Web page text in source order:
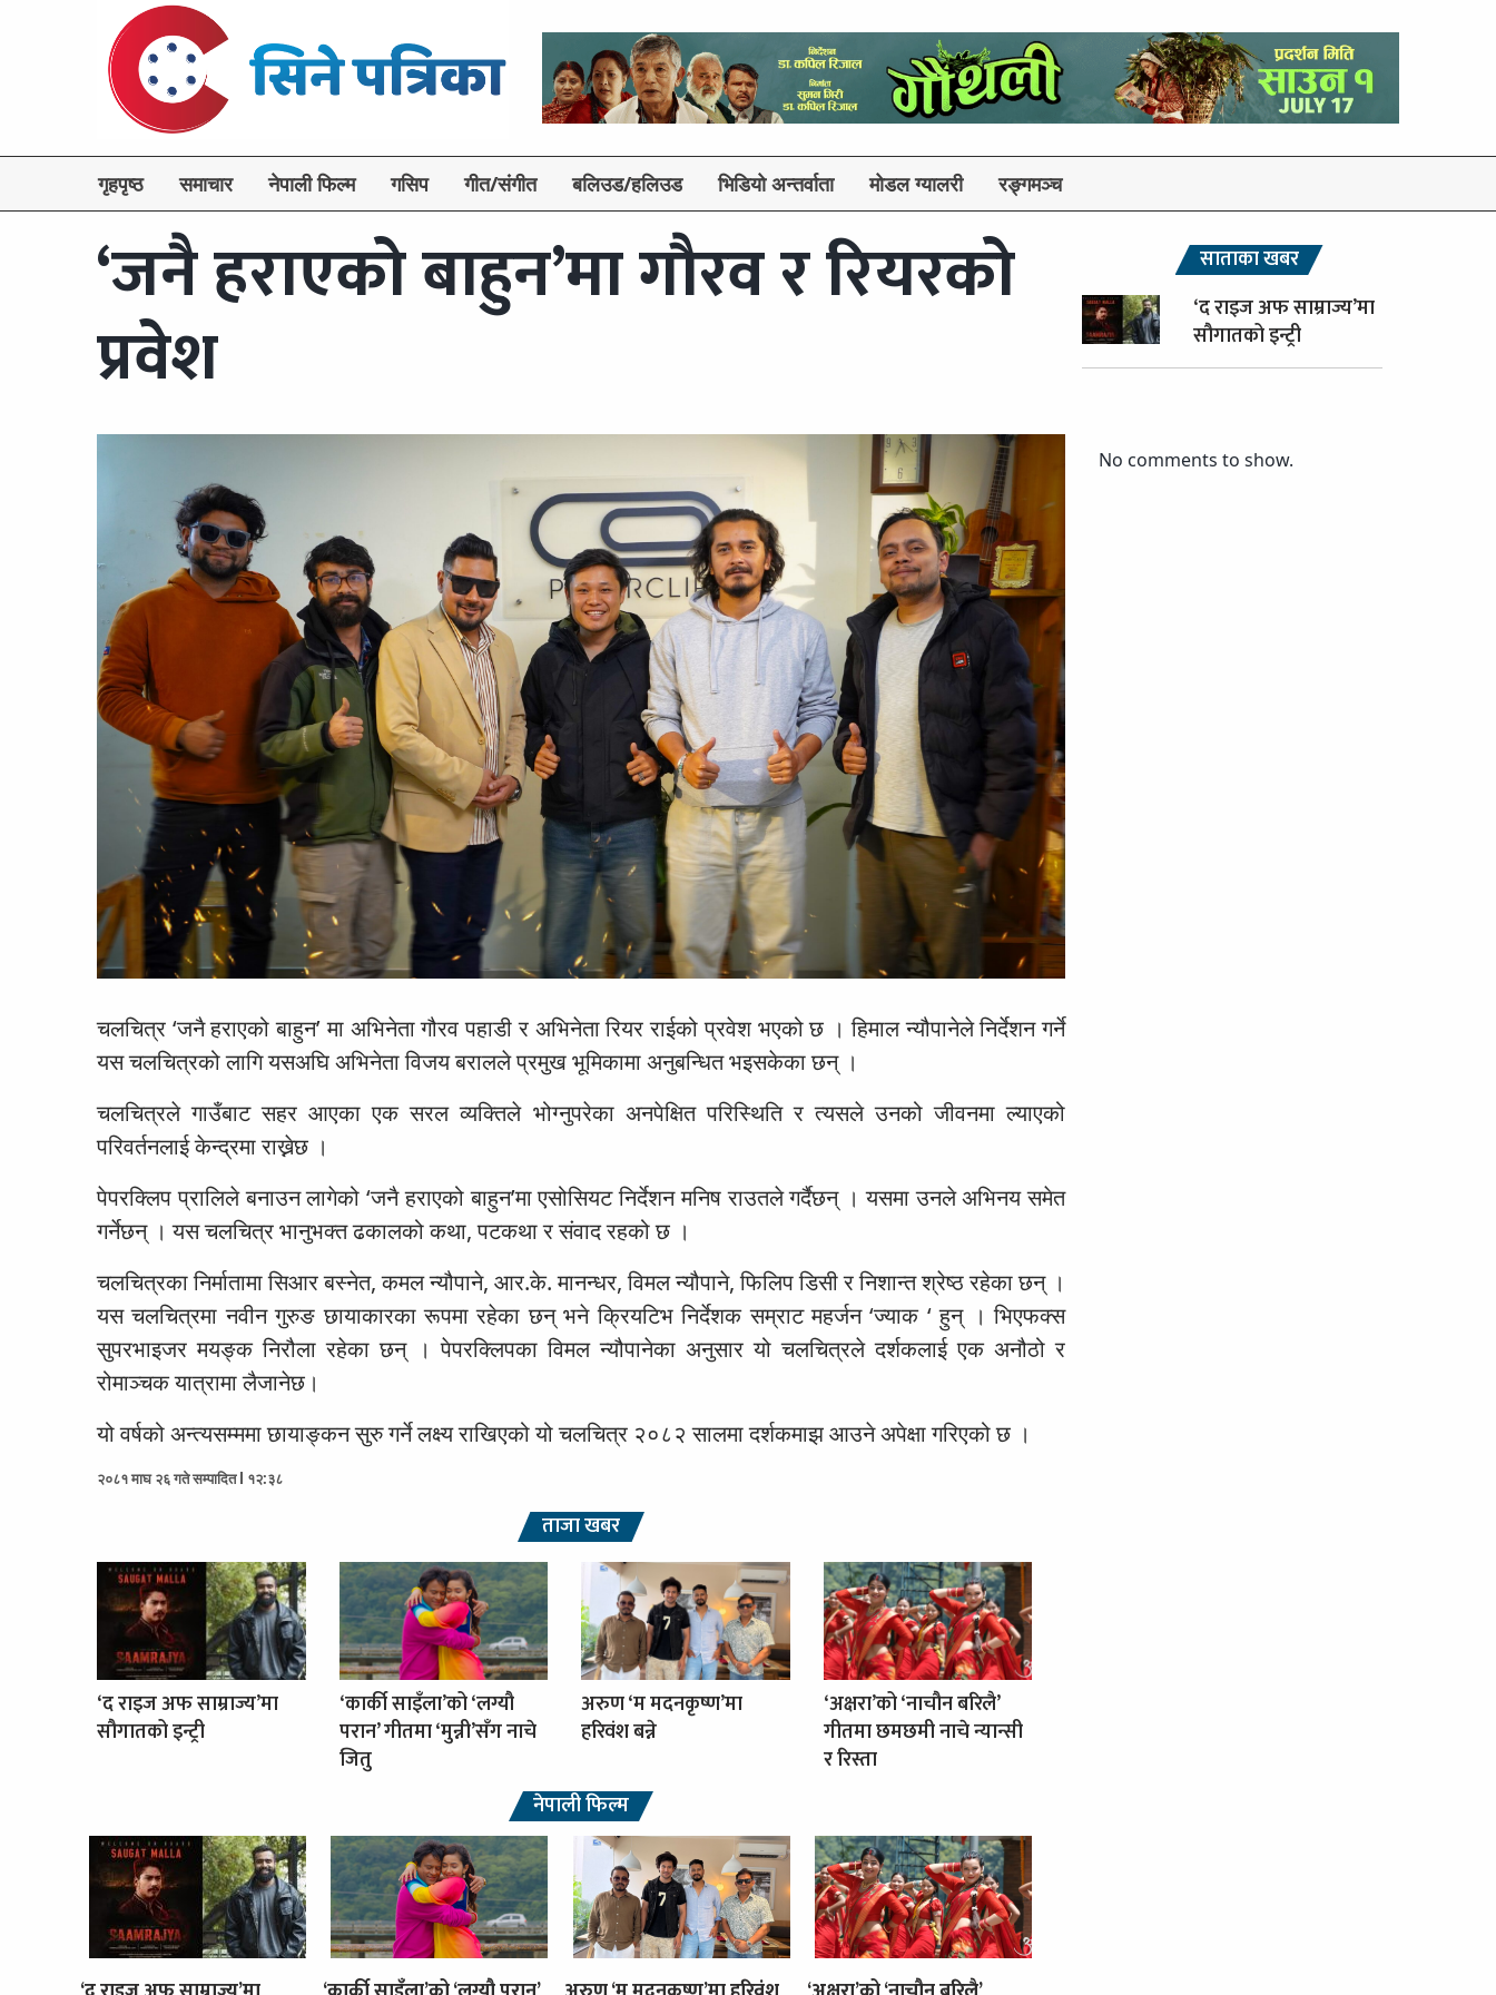
गृहपृष्ठ समाचार नेपाली फिल्म गसिप गीत/संगीत बलिउड/हलिउड भिडियो अन्तर्वाता मोडल ग्यालरी रङ्गमञ्च
‘जनै हराएको बाहुन’मा गौरव र रियरको
प्रवेश
चलचित्र ‘जनै हराएको बाहुन’ मा अभिनेता गौरव पहाडी र अभिनेता रियर राईको प्रवेश भएको छ । हिमाल न्यौपानेले निर्देशन गर्ने
यस चलचित्रको लागि यसअघि अभिनेता विजय बरालले प्रमुख भूमिकामा अनुबन्धित भइसकेका छन् ।
चलचित्रले गाउँबाट सहर आएका एक सरल व्यक्तिले भोग्नुपरेका अनपेक्षित परिस्थिति र त्यसले उनको जीवनमा ल्याएको
परिवर्तनलाई केन्द्रमा राख्नेछ ।
पेपरक्लिप प्रालिले बनाउन लागेको ‘जनै हराएको बाहुन’मा एसोसियट निर्देशन मनिष राउतले गर्दैछन् । यसमा उनले अभिनय समेत
गर्नेछन् । यस चलचित्र भानुभक्त ढकालको कथा, पटकथा र संवाद रहको छ ।
चलचित्रका निर्मातामा सिआर बस्नेत, कमल न्यौपाने, आर.के. मानन्धर, विमल न्यौपाने, फिलिप डिसी र निशान्त श्रेष्ठ रहेका छन् ।
यस चलचित्रमा नवीन गुरुङ छायाकारका रूपमा रहेका छन् भने क्रियटिभ निर्देशक सम्राट महर्जन ‘ज्याक ‘ हुन् । भिएफक्स
सुपरभाइजर मयङ्क निरौला रहेका छन् । पेपरक्लिपका विमल न्यौपानेका अनुसार यो चलचित्रले दर्शकलाई एक अनौठो र
रोमाञ्चक यात्रामा लैजानेछ।
यो वर्षको अन्त्यसम्ममा छायाङ्कन सुरु गर्ने लक्ष्य राखिएको यो चलचित्र २०८२ सालमा दर्शकमाझ आउने अपेक्षा गरिएको छ ।
२०८१ माघ २६ गते सम्पादित l १२:३८
ताजा खबर
‘द राइज अफ साम्राज्य’मा
सौगातको इन्ट्री
‘कार्की साइँला’को ‘लग्यौ
परान’ गीतमा ‘मुन्नी’सँग नाचे
जितु
अरुण ‘म मदनकृष्ण’मा
हरिवंश बन्ने
‘अक्षरा’को ‘नाचौन बरिलै’
गीतमा छमछमी नाचे न्यान्सी
र रिस्ता
नेपाली फिल्म
साताका खबर
‘द राइज अफ साम्राज्य’मा
सौगातको इन्ट्री
No comments to show.